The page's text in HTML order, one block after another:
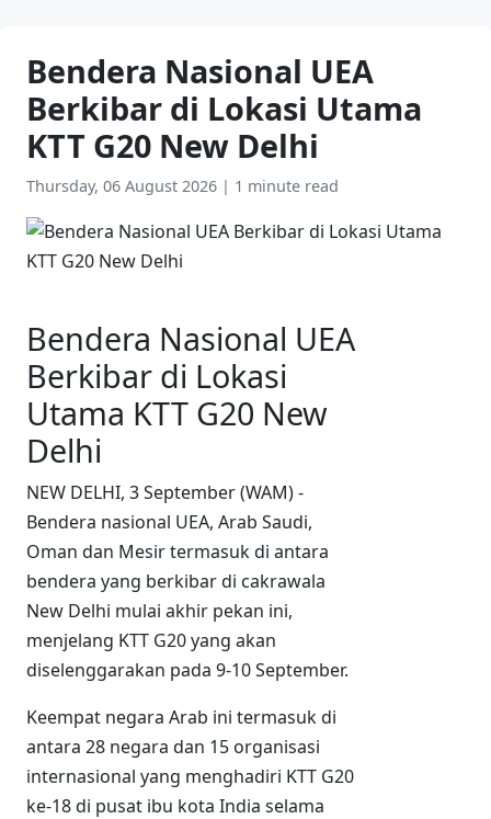
Bendera Nasional UEA
Berkibar di Lokasi Utama
KTT G20 New Delhi
Thursday, 06 August 2026 | 1 minute read
Bendera Nasional UEA
Berkibar di Lokasi
Utama KTT G20 New
Delhi
NEW DELHI, 3 September (WAM) -
Bendera nasional UEA, Arab Saudi,
Oman dan Mesir termasuk di antara
bendera yang berkibar di cakrawala
New Delhi mulai akhir pekan ini,
menjelang KTT G20 yang akan
diselenggarakan pada 9-10 September.
Keempat negara Arab ini termasuk di
antara 28 negara dan 15 organisasi
internasional yang menghadiri KTT G20
ke-18 di pusat ibu kota India selama